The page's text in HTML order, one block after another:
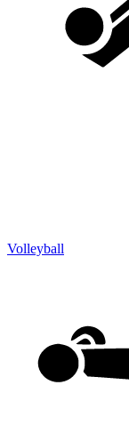
Volleyball